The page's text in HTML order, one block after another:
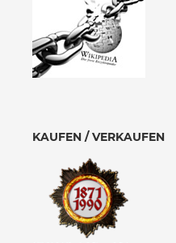
KAUFEN / VERKAUFEN